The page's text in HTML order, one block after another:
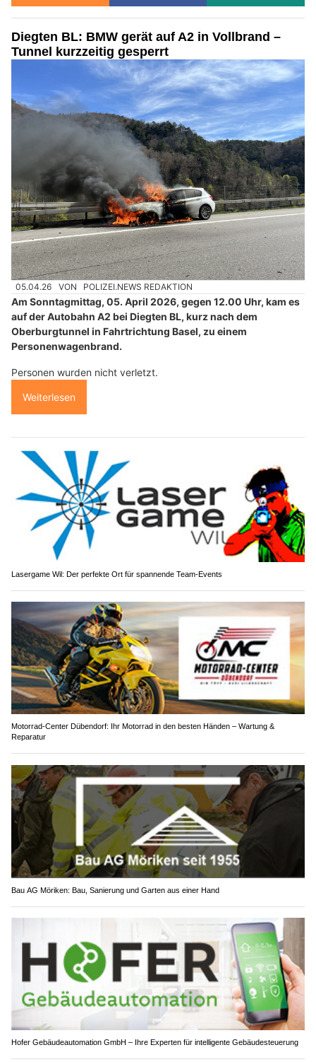
Diegten BL: BMW gerät auf A2 in Vollbrand –
Tunnel kurzzeitig gesperrt
05.04.26 VON POLIZEI.NEWS REDAKTION
Am Sonntagmittag, 05. April 2026, gegen 12.00 Uhr, kam es
auf der Autobahn A2 bei Diegten BL, kurz nach dem
Oberburgtunnel in Fahrtrichtung Basel, zu einem
Personenwagenbrand.
Personen wurden nicht verletzt.
Weiterlesen
Lasergame Wil: Der perfekte Ort für spannende Team-Events
Motorrad-Center Dübendorf: Ihr Motorrad in den besten Händen – Wartung &
Reparatur
Bau AG Möriken: Bau, Sanierung und Garten aus einer Hand
Hofer Gebäudeautomation GmbH – Ihre Experten für intelligente Gebäudesteuerung